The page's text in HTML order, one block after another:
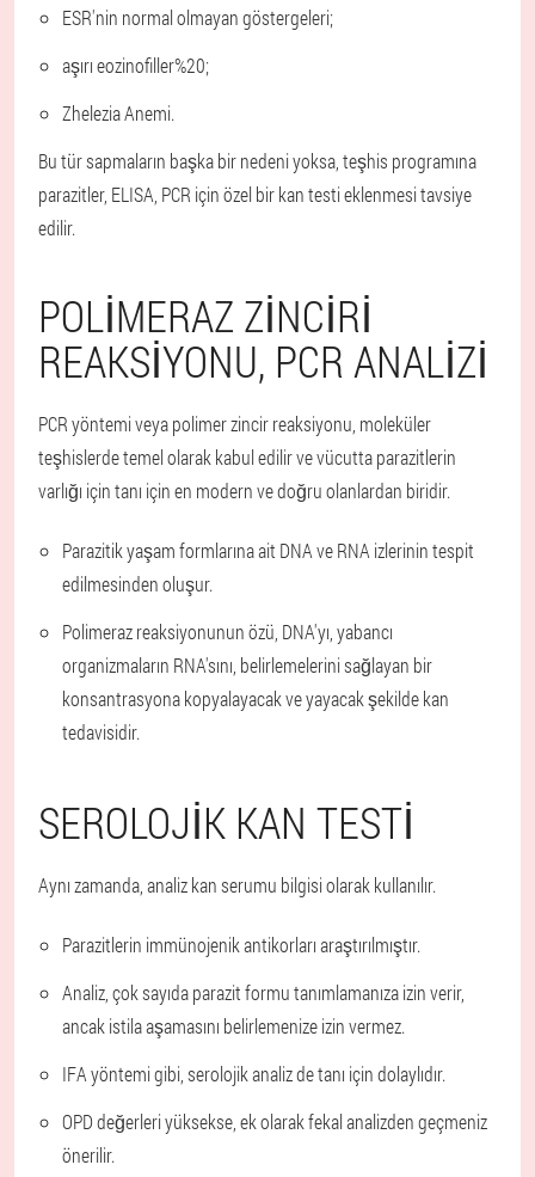
ESR'nin normal olmayan göstergeleri;
aşırı eozinofiller%20;
Zhelezia Anemi.
Bu tür sapmaların başka bir nedeni yoksa, teşhis programına
parazitler, ELISA, PCR için özel bir kan testi eklenmesi tavsiye
edilir.
POLIMERAZ ZINCIRI
REAKSIYONU, PCR ANALIZI
PCR yöntemi veya polimer zincir reaksiyonu, moleküler
teşhislerde temel olarak kabul edilir ve vücutta parazitlerin
varlığı için tanı için en modern ve doğru olanlardan biridir.
Parazitik yaşam formlarına ait DNA ve RNA izlerinin tespit
edilmesinden oluşur.
Polimeraz reaksiyonunun özü, DNA'yı, yabancı
organizmaların RNA'sını, belirlemelerini sağlayan bir
konsantrasyona kopyalayacak ve yayacak şekilde kan
tedavisidir.
SEROLOJIK KAN TESTI
Aynı zamanda, analiz kan serumu bilgisi olarak kullanılır.
Parazitlerin immünojenik antikorları araştırılmıştır.
Analiz, çok sayıda parazit formu tanımlamanıza izin verir,
ancak istila aşamasını belirlemenize izin vermez.
IFA yöntemi gibi, serolojik analiz de tanı için dolaylıdır.
OPD değerleri yüksekse, ek olarak fekal analizden geçmeniz
önerilir.